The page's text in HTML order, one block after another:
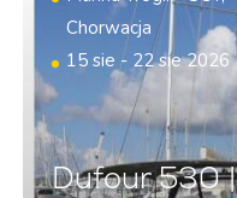
Chorwacja
15 sie - 22 sie 2026
Dufour 530 |